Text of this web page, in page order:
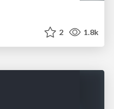
2 1.8k